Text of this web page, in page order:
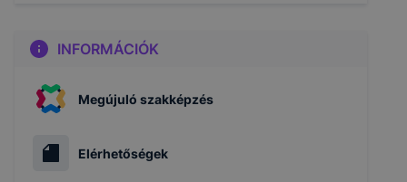
INFORMÁCIÓK
Megújuló szakképzés
Elérhetőségek